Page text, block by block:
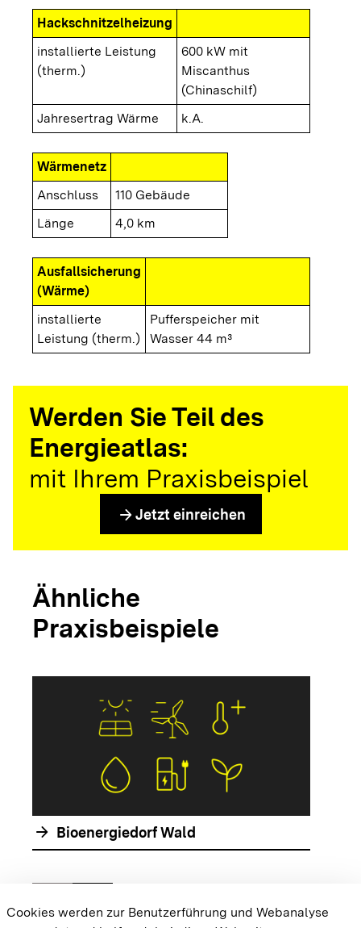
Hackschnitzelheizung
installierte Leistung
(therm.)
600 kW mit
Miscanthus
(Chinaschilf)
Jahresertrag Wärme
k.A.
Wärmenetz
Anschluss
110 Gebäude
Länge
4,0 km
Ausfallsicherung
(Wärme)
installierte
Leistung (therm.)
Pufferspeicher mit
Wasser 44 m³
Werden Sie Teil des
Energieatlas:
mit Ihrem Praxisbeispiel
arrow_forward Jetzt einreichen
Ähnliche
Praxisbeispiele
arrow_forward Bioenergiedorf Wald
Zur vorhergehenden Folie springen
chevron_rightZur nächsten Folie springen
Cookies werden zur Benutzerführung und Webanalyse